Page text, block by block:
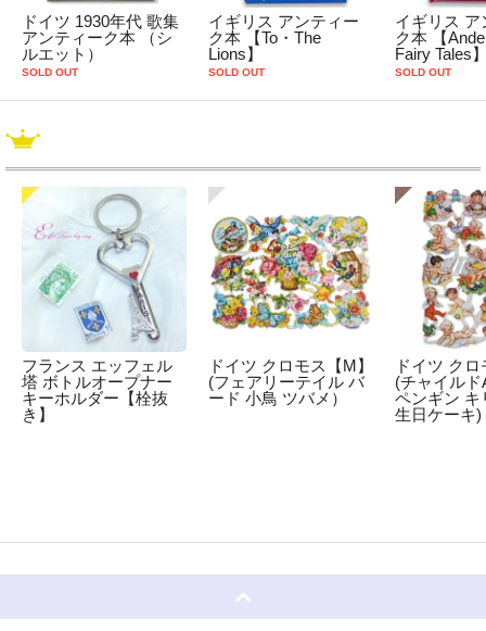
ドイツ 1930年代 歌集
アンティーク本 （シ
ルエット）
SOLD OUT
イギリス アンティー
ク本 【To・The
Lions】
SOLD OUT
イギリス ア
ク本 【
Fairy Tales
SOLD OUT
フランス エッフェル
塔 ボトルオープナー
キーホルダー【栓抜
き】
ドイツ クロモス【M】
(フェアリーテイル バ
ード 小鳥 ツバメ）
ドイツ ク
(チャイルド
ペンギン キ
生日ケーキ)